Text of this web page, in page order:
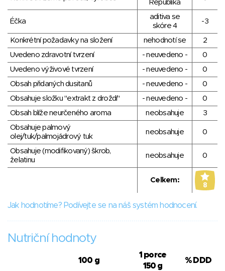
Republika
Éčka
aditiva se
skóre 4
-3
Konkrétní požadavky na složení nehodnotí se
2
Uvedeno zdravotní tvrzení
- neuvedeno -
0
Uvedeno výživové tvrzení
- neuvedeno -
0
Obsah přidaných dusitanů
- neuvedeno -
0
Obsahuje složku "extrakt z droždí"
- neuvedeno -
0
Obsah blíže neurčeného aroma
neobsahuje
3
Obsahuje palmový
olej/tuk/palmojádrový tuk
neobsahuje 0
Obsahuje (modifikovaný) škrob,
želatinu
neobsahuje 0
Celkem:
8
Jak hodnotíme? Podívejte se na náš systém hodnocení.
Nutriční hodnoty
100 g
1 porce
150 g
% DDD